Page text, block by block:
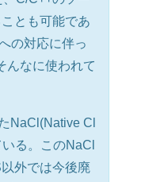
とも可能であ
の対応に伴っ
んなに使われて
NaCl(Native Cl
る。このNaCl
外では今後廃